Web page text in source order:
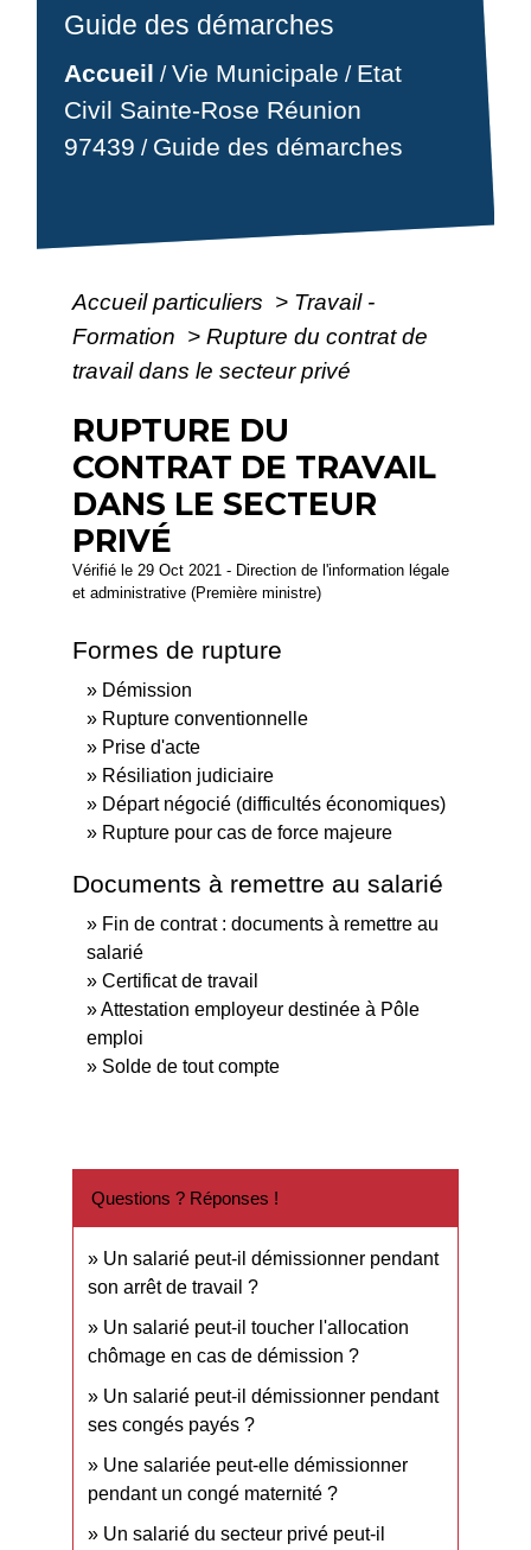
Guide des démarches
Accueil /Vie Municipale / Etat
Civil Sainte-Rose Réunion
97439 / Guide des démarches
Accueil particuliers > Travail -
Formation > Rupture du contrat de
travail dans le secteur privé
RUPTURE DU
CONTRAT DE TRAVAIL
DANS LE SECTEUR
PRIVÉ
Vérifié le 29 Oct 2021 - Direction de l'information légale
et administrative (Première ministre)
Formes de rupture
Démission
Rupture conventionnelle
Prise d'acte
Résiliation judiciaire
Départ négocié (difficultés économiques)
Rupture pour cas de force majeure
Documents à remettre au salarié
Fin de contrat : documents à remettre au
salarié
Certificat de travail
Attestation employeur destinée à Pôle
emploi
Solde de tout compte
Questions ? Réponses !
Un salarié peut-il démissionner pendant
son arrêt de travail ?
Un salarié peut-il toucher l'allocation
chômage en cas de démission ?
Un salarié peut-il démissionner pendant
ses congés payés ?
Une salariée peut-elle démissionner
pendant un congé maternité ?
Un salarié du secteur privé peut-il